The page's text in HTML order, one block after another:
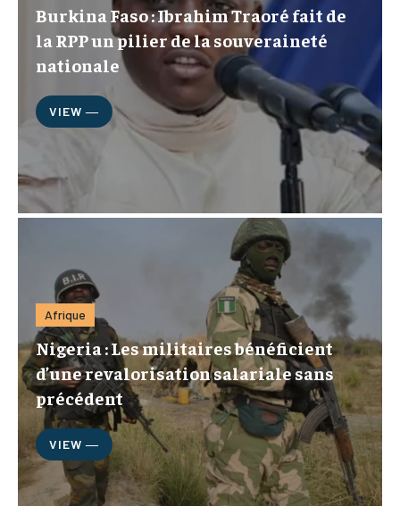
Burkina Faso : Ibrahim Traoré fait de
la RPP un pilier de la souveraineté
nationale
VIEW ―
Afrique
Nigeria : Les militaires bénéficient
d’une revalorisation salariale sans
précédent
VIEW ―